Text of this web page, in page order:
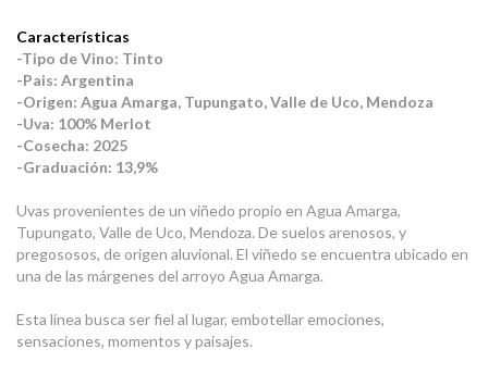
Características
-Tipo de Vino: Tinto
-Pais: Argentina
-Origen: Agua Amarga, Tupungato, Valle de Uco, Mendoza
-Uva: 100% Merlot
-Cosecha: 2025
-Graduación: 13,9%
Uvas provenientes de un viñedo propio en Agua Amarga,
Tupungato, Valle de Uco, Mendoza. De suelos arenosos, y
pregososos, de origen aluvional. El viñedo se encuentra ubicado en
una de las márgenes del arroyo Agua Amarga.
Esta línea busca ser fiel al lugar, embotellar emociones,
sensaciones, momentos y paisajes.